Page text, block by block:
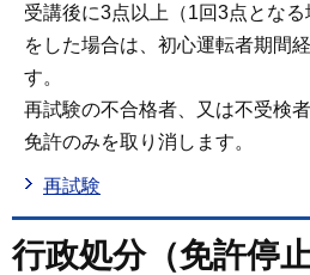
受講後に3点以上（1回3点とな
をした場合は、初心運転者期間
す。
再試験の不合格者、又は不受検
免許のみを取り消します。
再試験
行政処分（免許停